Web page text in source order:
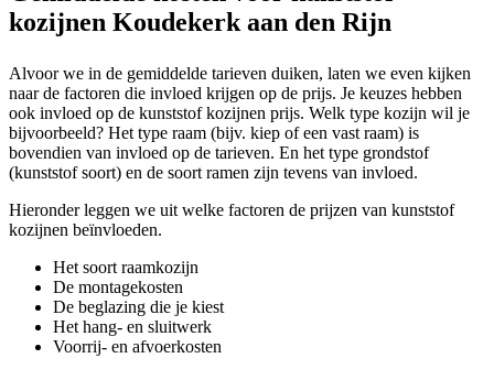
kozijnen Koudekerk aan den Rijn
Alvoor we in de gemiddelde tarieven duiken, laten we even kijken
naar de factoren die invloed krijgen op de prijs. Je keuzes hebben
ook invloed op de kunststof kozijnen prijs. Welk type kozijn wil je
bijvoorbeeld? Het type raam (bijv. kiep of een vast raam) is
bovendien van invloed op de tarieven. En het type grondstof
(kunststof soort) en de soort ramen zijn tevens van invloed.
Hieronder leggen we uit welke factoren de prijzen van kunststof
kozijnen beïnvloeden.
Het soort raamkozijn
De montagekosten
De beglazing die je kiest
Het hang- en sluitwerk
Voorrij- en afvoerkosten